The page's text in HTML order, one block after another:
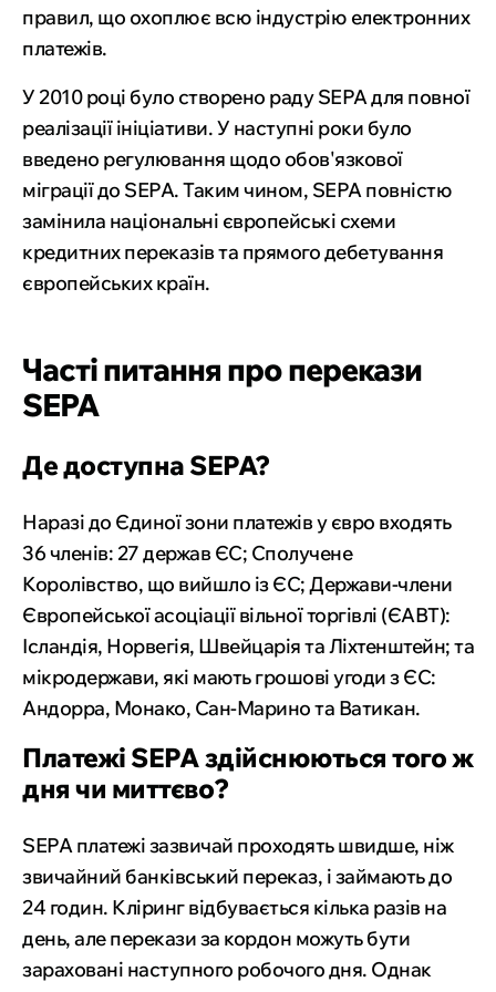
правил, що охоплює всю індустрію електронних
платежів.
У 2010 році було створено раду SEPA для повної
реалізації ініціативи. У наступні роки було
введено регулювання щодо обов'язкової
міграції до SEPA. Таким чином, SEPA повністю
замінила національні європейські схеми
кредитних переказів та прямого дебетування
європейських країн.
Часті питання про перекази
SEPA
Де доступна SEPA?
Наразі до Єдиної зони платежів у євро входять
36 членів: 27 держав ЄС; Сполучене
Королівство, що вийшло із ЄС; Держави-члени
Європейської асоціації вільної торгівлі (ЄАВТ):
Ісландія, Норвегія, Швейцарія та Ліхтенштейн; та
мікродержави, які мають грошові угоди з ЄС:
Андорра, Монако, Сан-Марино та Ватикан.
Платежі SEPA здійснюються того ж
дня чи миттєво?
SEPA платежі зазвичай проходять швидше, ніж
звичайний банківський переказ, і займають до
24 годин. Кліринг відбувається кілька разів на
день, але перекази за кордон можуть бути
зараховані наступного робочого дня. Однак